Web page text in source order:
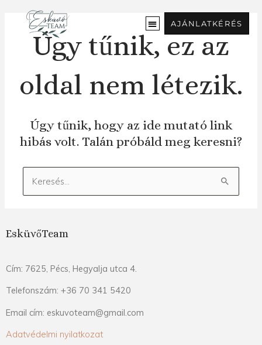
tartalomra
AJÁNLATKÉRÉS
Úgy tűnik, ez az
oldal nem létezik.
Úgy tűnik, hogy az ide mutató link
hibás volt. Talán próbáld meg keresni?
Keresés:
EsküvőTeam
Cím: 7625, Pécs, Hegyalja utca 4.
Telefonszám: +36 70 341 5420
Email cím: eskuvoteam@gmail.com
Adatvédelmi nyilatkozat